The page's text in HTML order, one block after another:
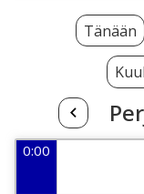
Tänään
0:00